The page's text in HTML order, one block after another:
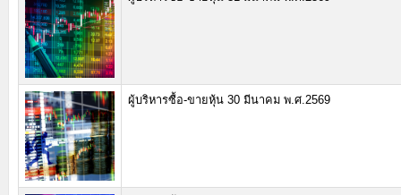
ผู้บริหารซื้อ-ขายหุ้น 30 มีนาคม พ.ศ.2569